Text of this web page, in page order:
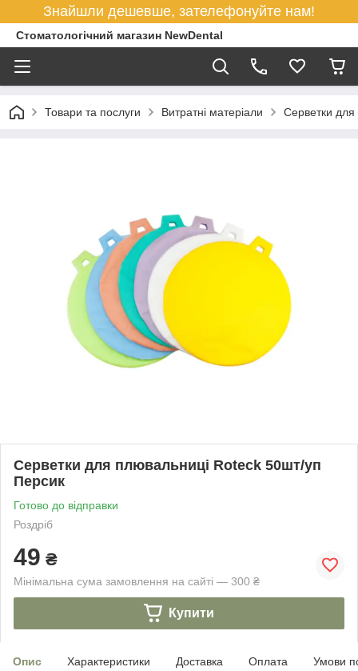
Знайшли дешевше, зателефонуйте нам!
Стоматологічний магазин NewDental
Товари та послуги Витратні матеріали Серветки
Серветки для плювальниці Roteck 50шт/уп
Персик
Готово до відправки
Роздріб
49 ₴
Мінімальна сума замовлення на сайті — 300 ₴
Купити
Опис Характеристики Доставка Оплата Умови